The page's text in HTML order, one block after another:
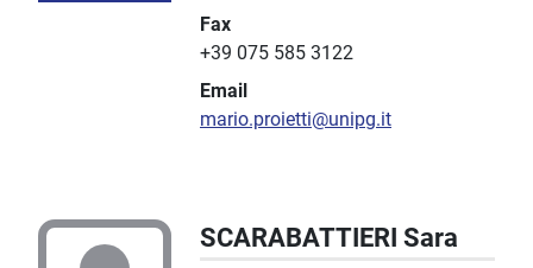
Fax
+39 075 585 3122
Email
mario.proietti@unipg.it
SCARABATTIERI Sara